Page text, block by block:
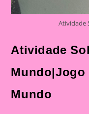
Atividade
Atividade
Mundo|Jogo
Mundo